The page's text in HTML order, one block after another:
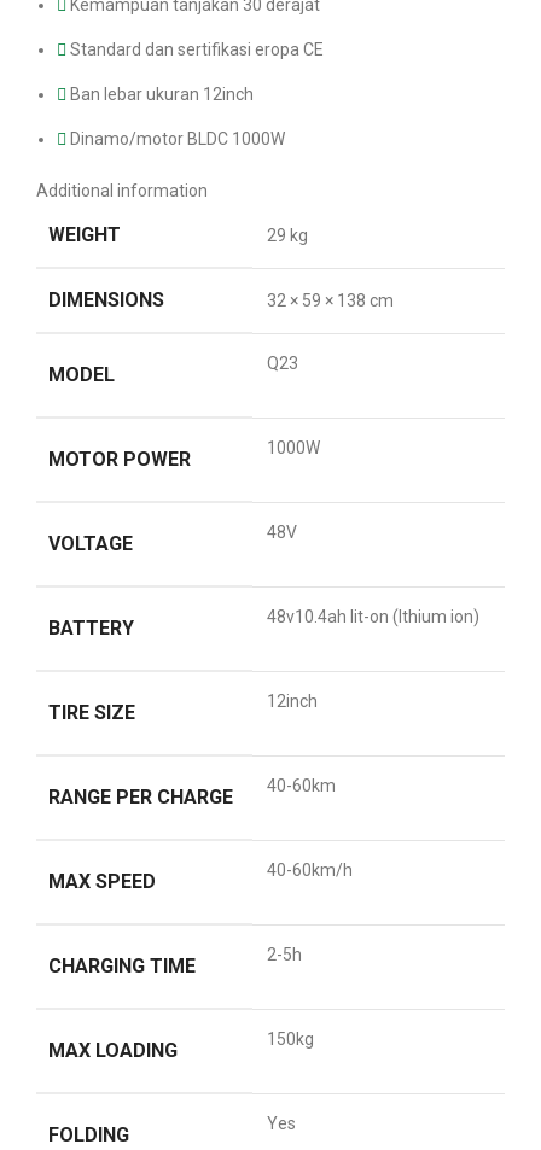
Kemampuan tanjakan 30 derajat
Standard dan sertifikasi eropa CE
Ban lebar ukuran 12inch
Dinamo/motor BLDC 1000W
Additional information
WEIGHT 29 kg
DIMENSIONS 32 × 59 × 138 cm
MODEL Q23
MOTOR POWER 1000W
VOLTAGE 48V
BATTERY 48v10.4ah lit-on (lthium ion)
TIRE SIZE 12inch
RANGE PER CHARGE 40-60km
MAX SPEED 40-60km/h
CHARGING TIME 2-5h
MAX LOADING 150kg
FOLDING Yes